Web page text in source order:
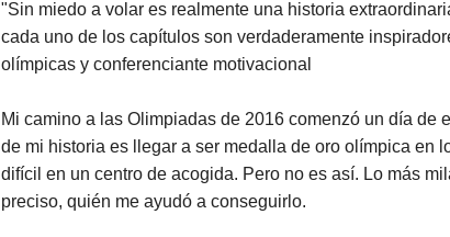
CINE FAMILIAR
IGLESIA Y PAPAS
CATEQUESIS
VARIOS
PAPA FRANCISCO
ÁLVARO DEL PORTILLO
"Sin miedo a volar es realmente una historia
cada uno de los capítulos son verdaderamente
olímpicas y conferenciante motivacional
Mi camino a las Olimpiadas de 2016 comenzó un día de
de mi historia es llegar a ser medalla de oro olímpica en
difícil en un centro de acogida. Pero no es así. Lo más
preciso, quién me ayudó a conseguirlo.